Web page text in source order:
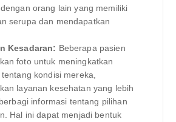
orang lain yang memiliki
serupa dan mendapatkan
Kesadaran: Beberapa pasien
foto untuk meningkatkan
kondisi mereka,
layanan kesehatan yang lebih
informasi tentang pilihan
Hal ini dapat menjadi bentuk